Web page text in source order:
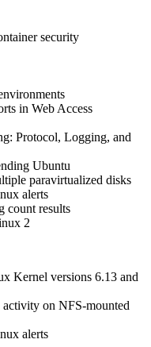
security
in Web Access
Protocol, Logging, and
Ubuntu
paravirtualized disks
alerts
count results
2
Kernel versions 6.13 and
on NFS-mounted
alerts